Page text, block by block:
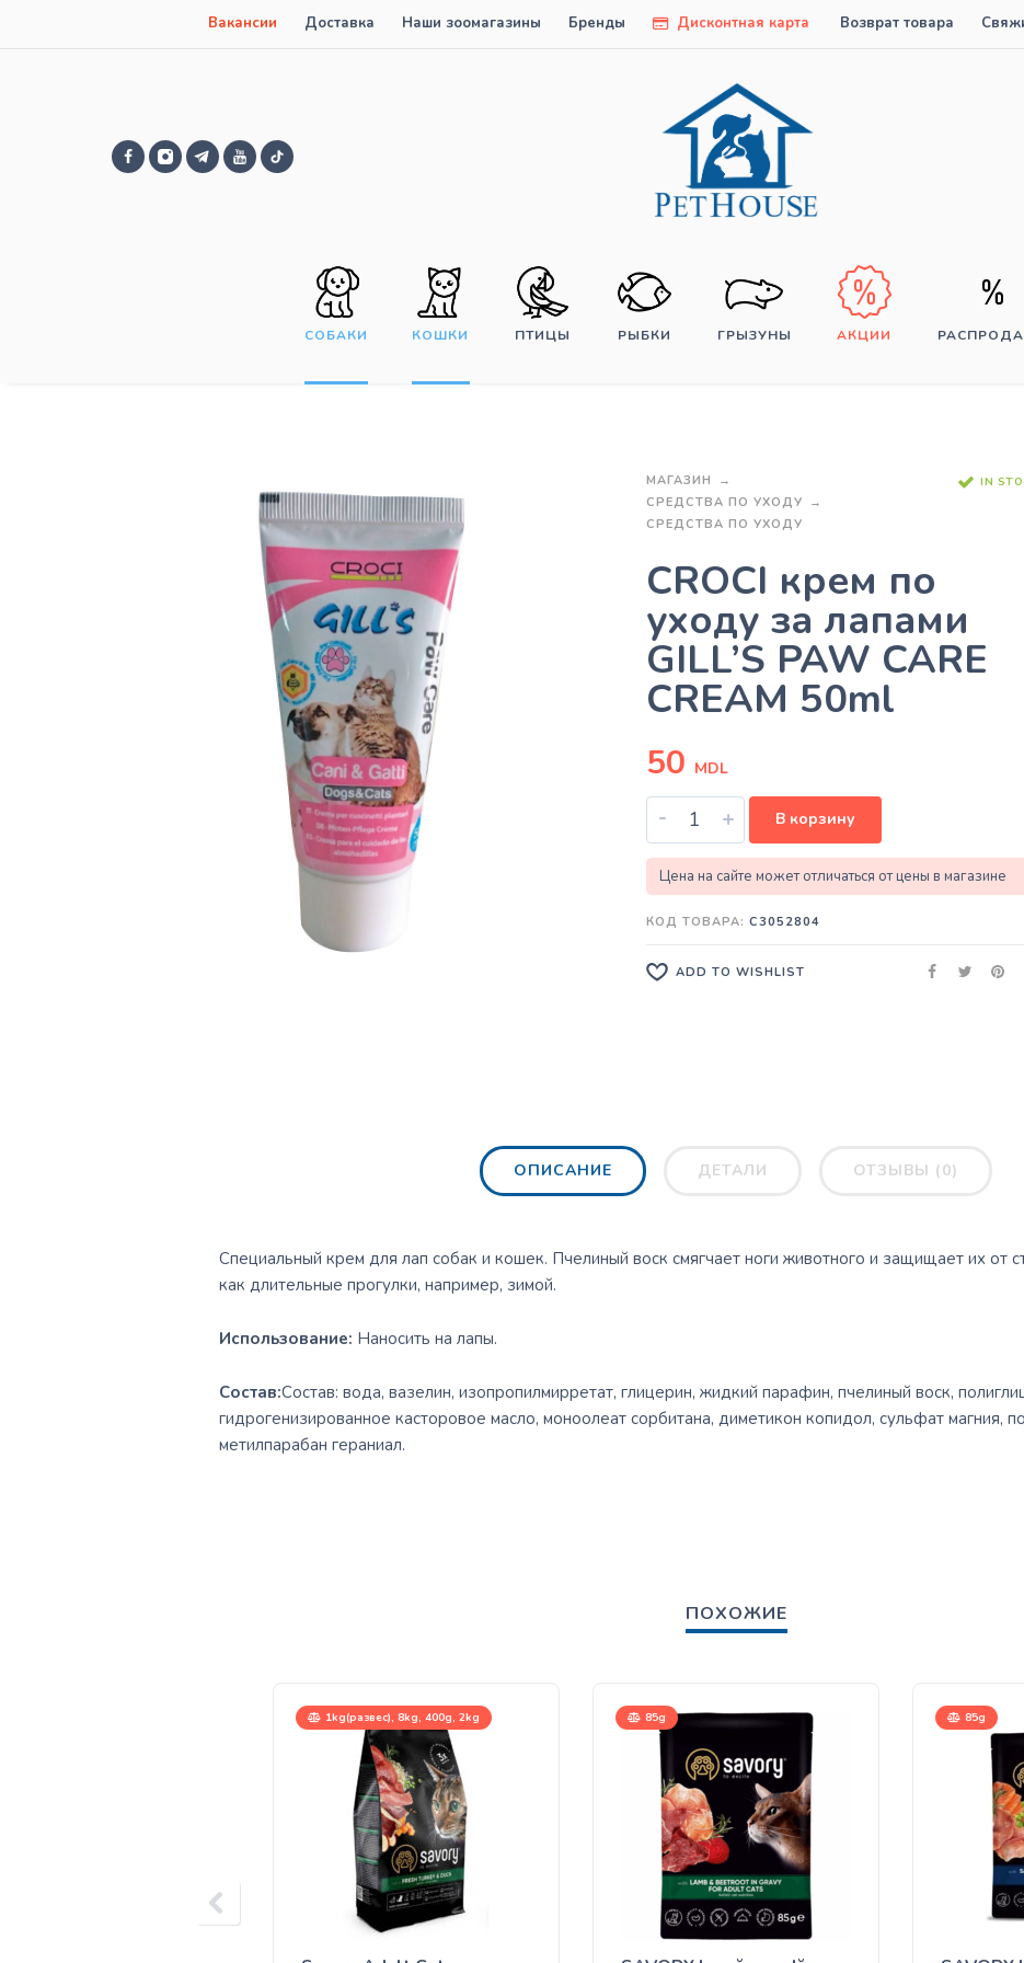
Вакансии Доставка Наши зоомагазины Бренды Дисконтная карта Возврат товара
СОБАКИ КОШКИ ПТИЦЫ РЫБКИ ГРЫЗУНЫ АКЦИИ
МАГАЗИН
СРЕДСТВА ПО УХОДУ
СРЕДСТВА ПО УХОДУ
IN
CROCI крем по
уходу за лапами
GILL’S PAW CARE
CREAM 50ml
50 MDL
- + В корзину
Цена на сайте может отличаться от цены в магазине
КОД ТОВАРА: C3052804
ADD TO WISHLIST
ОПИСАНИЕ ДЕТАЛИ ОТЗЫВЫ (0)
Специальный крем для лап собак и кошек. Пчелиный воск смягчает ноги животного и защищает их от
как длительные прогулки, например, зимой.
Использование: Наносить на лапы.
Cостав:Состав: вода, вазелин, изопропилмирретат, глицерин, жидкий парафин, пчелиный воск,
гидрогенизированное касторовое масло, моноолеат сорбитана, диметикон копидол, сульфат магния,
метилпарабан гераниал.
ПОХОЖИЕ
1kg(развес), 8kg, 400g, 2kg 85g 85g